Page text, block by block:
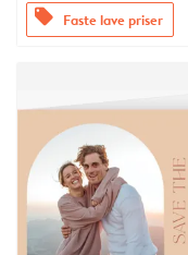
offers Faste lave priser